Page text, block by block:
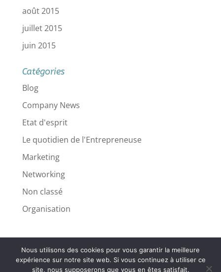
août 2015
juillet 2015
juin 2015
Catégories
Blog
Company News
Etat d'esprit
Le quotidien de l'Entrepreneuse
Marketing
Networking
Non classé
Organisation
Mentions légales
Nous utilisons des cookies pour vous garantir la meilleure
expérience sur notre site web. Si vous continuez à utiliser ce
site, nous supposerons que vous en êtes satisfait.